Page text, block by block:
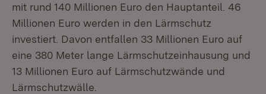
mit rund 140 Millionen Euro den Hauptanteil. 46
Millionen Euro werden in den Lärmschutz
investiert. Davon entfallen 33 Millionen Euro auf
eine 380 Meter lange Lärmschutzeinhausung und
13 Millionen Euro auf Lärmschutzwände und
Lärmschutzwälle.